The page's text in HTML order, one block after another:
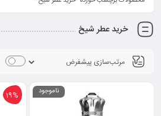
خرید عطر شیخ
ناموجود 19%